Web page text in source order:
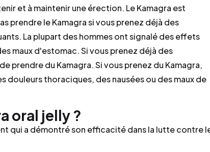
et à maintenir une érection. Le Kamagra est
prendre le Kamagra si vous prenez déjà des
La plupart des hommes ont signalé des effets
maux d'estomac. Si vous prenez déjà des
prendre du Kamagra. Si vous prenez du Kamagra,
thoraciques, des nausées ou des maux de
oral jelly ?
qui a démontré son efficacité dans la lutte contre